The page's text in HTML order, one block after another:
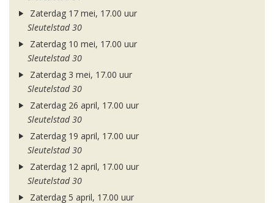
Zaterdag 17 mei, 17.00 uur
Sleutelstad 30
Zaterdag 10 mei, 17.00 uur
Sleutelstad 30
Zaterdag 3 mei, 17.00 uur
Sleutelstad 30
Zaterdag 26 april, 17.00 uur
Sleutelstad 30
Zaterdag 19 april, 17.00 uur
Sleutelstad 30
Zaterdag 12 april, 17.00 uur
Sleutelstad 30
Zaterdag 5 april, 17.00 uur